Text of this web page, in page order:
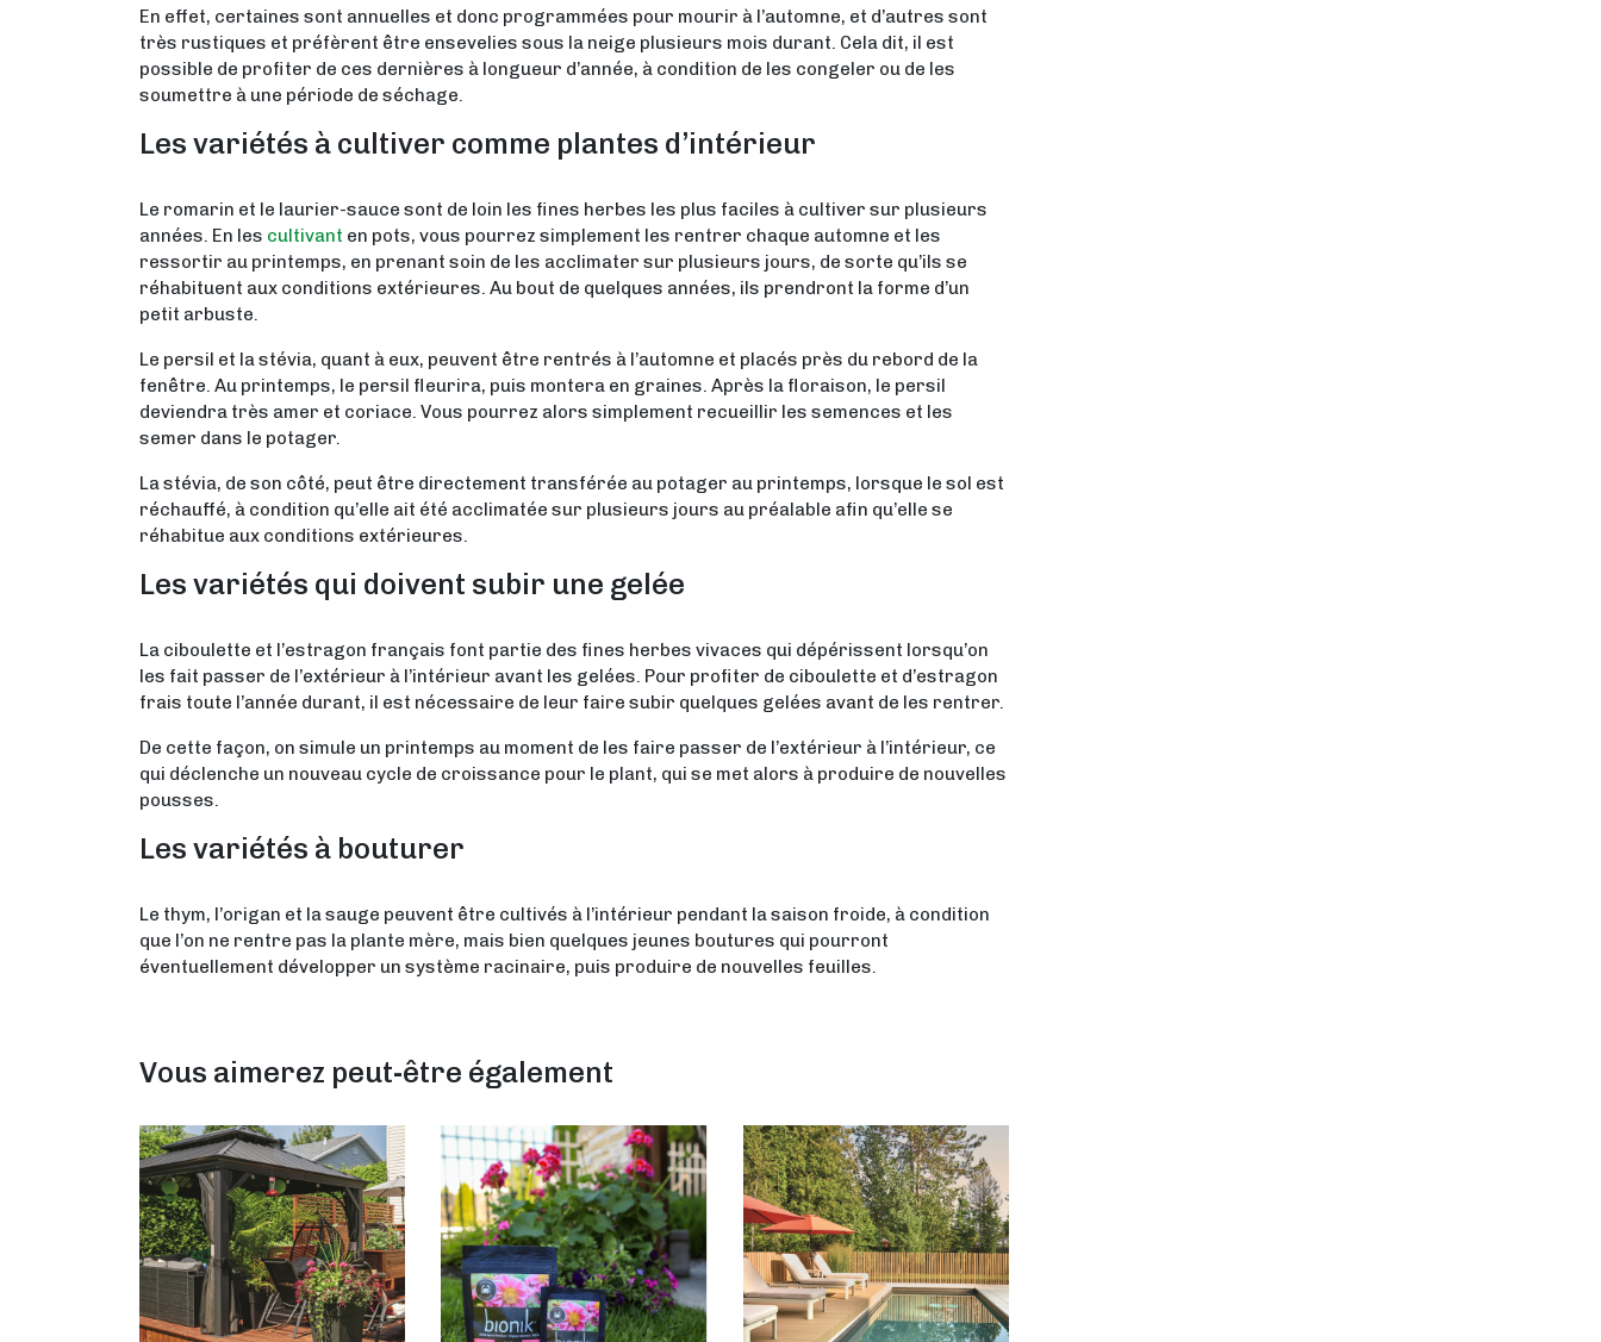
En effet, certaines sont annuelles et donc programmées pour mourir à l’automne, et d’autres sont
très rustiques et préfèrent être ensevelies sous la neige plusieurs mois durant. Cela dit, il est
possible de profiter de ces dernières à longueur d’année, à condition de les congeler ou de les
soumettre à une période de séchage.
Les variétés à cultiver comme plantes d’intérieur
Le romarin et le laurier-sauce sont de loin les fines herbes les plus faciles à cultiver sur plusieurs
années. En les cultivant en pots, vous pourrez simplement les rentrer chaque automne et les
ressortir au printemps, en prenant soin de les acclimater sur plusieurs jours, de sorte qu’ils se
réhabituent aux conditions extérieures. Au bout de quelques années, ils prendront la forme d’un
petit arbuste.
Le persil et la stévia, quant à eux, peuvent être rentrés à l’automne et placés près du rebord de la
fenêtre. Au printemps, le persil fleurira, puis montera en graines. Après la floraison, le persil
deviendra très amer et coriace. Vous pourrez alors simplement recueillir les semences et les
semer dans le potager.
La stévia, de son côté, peut être directement transférée au potager au printemps, lorsque le sol est
réchauffé, à condition qu’elle ait été acclimatée sur plusieurs jours au préalable afin qu’elle se
réhabitue aux conditions extérieures.
Les variétés qui doivent subir une gelée
La ciboulette et l’estragon français font partie des fines herbes vivaces qui dépérissent lorsqu’on
les fait passer de l’extérieur à l’intérieur avant les gelées. Pour profiter de ciboulette et d’estragon
frais toute l’année durant, il est nécessaire de leur faire subir quelques gelées avant de les rentrer.
De cette façon, on simule un printemps au moment de les faire passer de l’extérieur à l’intérieur, ce
qui déclenche un nouveau cycle de croissance pour le plant, qui se met alors à produire de nouvelles
pousses.
Les variétés à bouturer
Le thym, l’origan et la sauge peuvent être cultivés à l’intérieur pendant la saison froide, à condition
que l’on ne rentre pas la plante mère, mais bien quelques jeunes boutures qui pourront
éventuellement développer un système racinaire, puis produire de nouvelles feuilles.
Vous aimerez peut-être également